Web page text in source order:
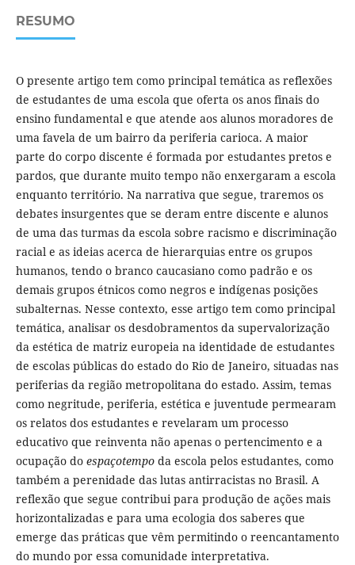
RESUMO
O presente artigo tem como principal temática as reflexões
de estudantes de uma escola que oferta os anos finais do
ensino fundamental e que atende aos alunos moradores de
uma favela de um bairro da periferia carioca. A maior
parte do corpo discente é formada por estudantes pretos e
pardos, que durante muito tempo não enxergaram a escola
enquanto território. Na narrativa que segue, traremos os
debates insurgentes que se deram entre discente e alunos
de uma das turmas da escola sobre racismo e discriminação
racial e as ideias acerca de hierarquias entre os grupos
humanos, tendo o branco caucasiano como padrão e os
demais grupos étnicos como negros e indígenas posições
subalternas. Nesse contexto, esse artigo tem como principal
temática, analisar os desdobramentos da supervalorização
da estética de matriz europeia na identidade de estudantes
de escolas públicas do estado do Rio de Janeiro, situadas nas
periferias da região metropolitana do estado. Assim, temas
como negritude, periferia, estética e juventude permearam
os relatos dos estudantes e revelaram um processo
educativo que reinventa não apenas o pertencimento e a
ocupação do espaçotempoda escola pelos estudantes, como
também a perenidade das lutas antirracistas no Brasil. A
reflexão que segue contribui para produção de ações mais
horizontalizadas e para uma ecologia dos saberes que
emerge das práticas que vêm permitindo o reencantamento
do mundo por essa comunidade interpretativa.